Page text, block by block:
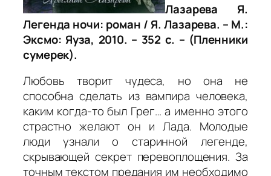
Лазарева Я.
Легенда ночи: роман / Я. Лазарева. – М.:
Эксмо: Яуза, 2010. – 352 с. – (Пленники
сумерек).
Любовь творит чудеса, но она не
способна сделать из вампира человека,
каким когда-то был Грег… а именно этого
страстно желают он и Лада. Молодые
люди узнали о старинной легенде,
скрывающей секрет перевоплощения. За
точным текстом предания им необходимо